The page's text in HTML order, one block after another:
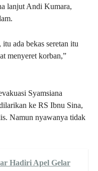
lanjut Andi Kumara,
ada bekas seretan itu
menyeret korban,”
Syamsiana
ke RS Ibnu Sina,
Namun nyawanya tidak
Hadiri Apel Gelar